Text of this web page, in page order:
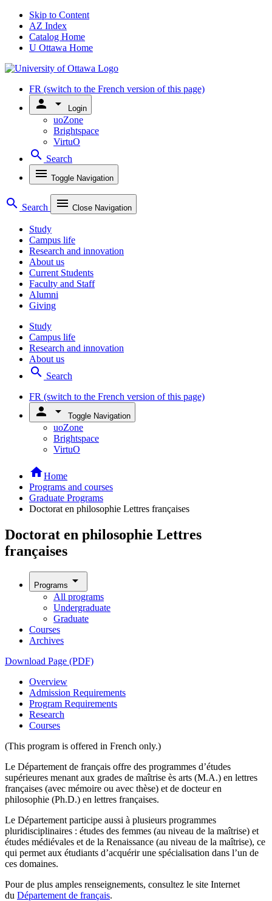
Skip to Content
AZ Index
Catalog Home
U Ottawa Home
FR (switch to the French version of this page)
person arrow_drop_down Login
uoZone
Brightspace
VirtuO
search Search
menu Toggle Navigation
search Search menu Close Navigation
Study
Campus life
Research and innovation
About us
Current Students
Faculty and Staff
Alumni
Giving
Study
Campus life
Research and innovation
About us
search Search
FR (switch to the French version of this page)
person arrow_drop_down Toggle Navigation
uoZone
Brightspace
VirtuO
homeHome
Programs and courses
Graduate Programs
Doctorat en philosophie Lettres françaises
Doctorat en philosophie Lettres
françaises
Programs arrow_drop_down
All programs
Undergraduate
Graduate
Courses
Archives
Download Page (PDF)
Overview
Admission Requirements
Program Requirements
Research
Courses
(This program is offered in French only.)
Le Département de français offre des programmes d’études
supérieures menant aux grades de maîtrise ès arts (M.A.) en lettres
françaises (avec mémoire ou avec thèse) et de docteur en
philosophie (Ph.D.) en lettres françaises.
Le Département participe aussi à plusieurs programmes
pluridisciplinaires : études des femmes (au niveau de la maîtrise) et
études médiévales et de la Renaissance (au niveau de la maîtrise), ce
qui permet aux étudiants d’acquérir une spécialisation dans l’un de
ces domaines.
Pour de plus amples renseignements, consultez le site Internet
du Département de français.